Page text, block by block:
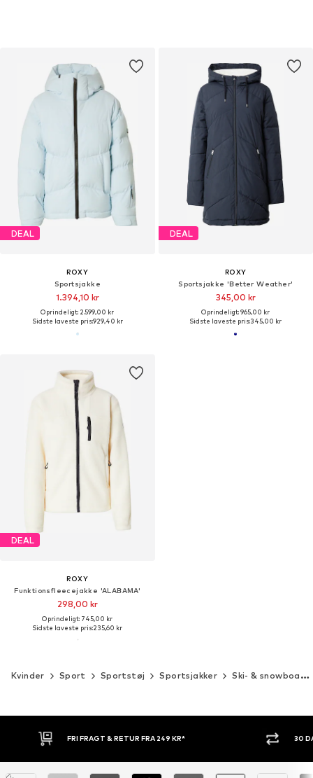
DEAL
ROXY
Sportsjakke
1.394,10 kr
Oprindeligt: 2.599,00 kr
Sidste laveste pris:929,40 kr
DEAL
ROXY
Sportsjakke 'Better Weather'
345,00 kr
Oprindeligt: 965,00 kr
Sidste laveste pris:345,00 kr
DEAL
ROXY
Funktionsfleecejakke 'ALABAMA'
298,00 kr
Oprindeligt: 745,00 kr
Sidste laveste pris:235,60 kr
Kvinder Sport Sportstøj Sportsjakker Ski- & snowboardjakker
FRI FRAGT & RETUR FRA 249 KR* 30